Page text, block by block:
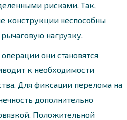
рисками. Так,
конструкции неспособны
нагрузку.
они становятся
к необходимости
Для фиксации перелома на
дополнительно
Положительной